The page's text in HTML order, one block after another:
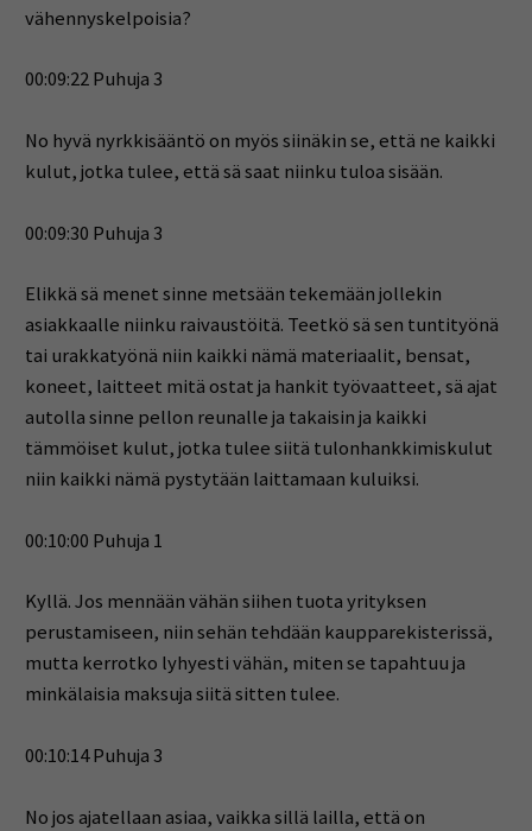
vähennyskelpoisia?
00:09:22 Puhuja 3
No hyvä nyrkkisääntö on myös siinäkin se, että ne kaikki
kulut, jotka tulee, että sä saat niinku tuloa sisään.
00:09:30 Puhuja 3
Elikkä sä menet sinne metsään tekemään jollekin
asiakkaalle niinku raivaustöitä. Teetkö sä sen tuntityönä
tai urakkatyönä niin kaikki nämä materiaalit, bensat,
koneet, laitteet mitä ostat ja hankit työvaatteet, sä ajat
autolla sinne pellon reunalle ja takaisin ja kaikki
tämmöiset kulut, jotka tulee siitä tulonhankkimiskulut
niin kaikki nämä pystytään laittamaan kuluiksi.
00:10:00 Puhuja 1
Kyllä. Jos mennään vähän siihen tuota yrityksen
perustamiseen, niin sehän tehdään kaupparekisterissä,
mutta kerrotko lyhyesti vähän, miten se tapahtuu ja
minkälaisia maksuja siitä sitten tulee.
00:10:14 Puhuja 3
No jos ajatellaan asiaa, vaikka sillä lailla, että on